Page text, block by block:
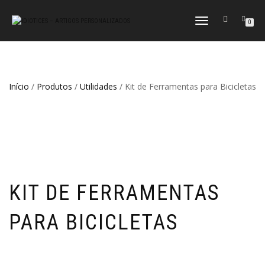
ALTERNAR
NAVEGAÇÃO
0
Início / Produtos / Utilidades / Kit de Ferramentas para Bicicletas
KIT DE FERRAMENTAS
PARA BICICLETAS